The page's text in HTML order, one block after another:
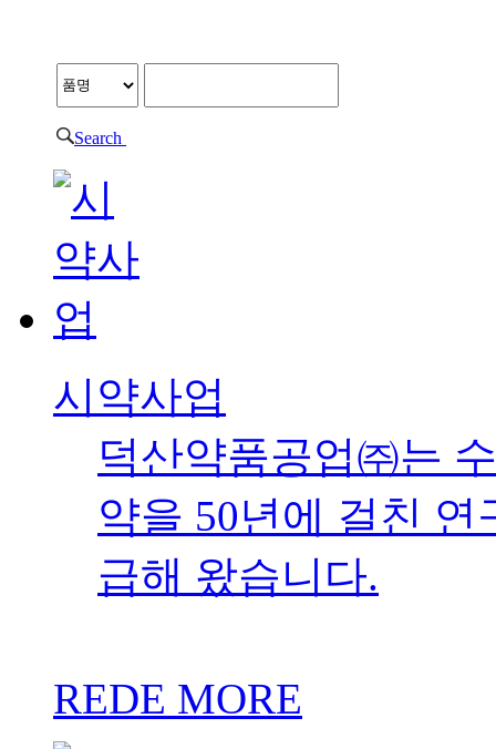
Search
시약사업
덕산약품공업㈜는
약을 50년에 걸친
급해 왔습니다.
REDE MORE